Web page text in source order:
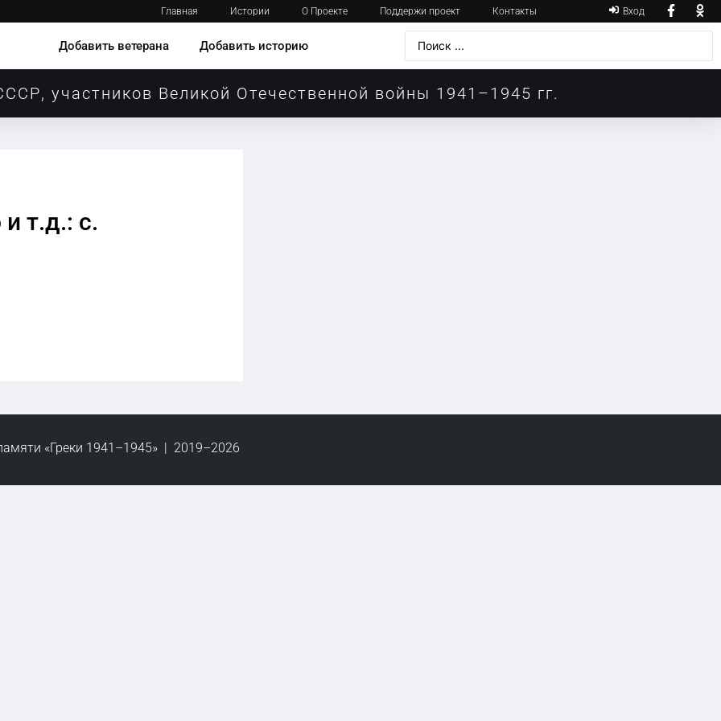
Главная Истории О Проекте Поддержи проект Контакты Вход
Добавить ветерана Добавить историю
участников Великой Отечественной войны 1941–1945 гг.
т.д.: с.
«Греки 1941–1945» | 2019–2026